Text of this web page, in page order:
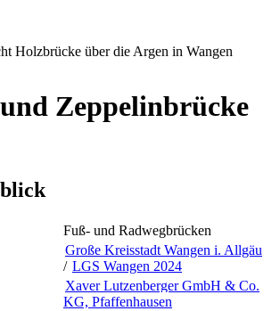
Zeppelinbrücke
Fuß- und Radwegbrücken
Große Kreisstadt Wangen i. Allgäu
/ LGS Wangen 2024
Xaver Lutzenberger GmbH & Co.
KG, Pfaffenhausen